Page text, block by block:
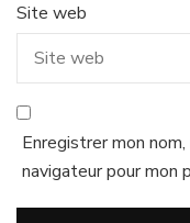
Site web
Enregistrer mon
navigateur pour mon